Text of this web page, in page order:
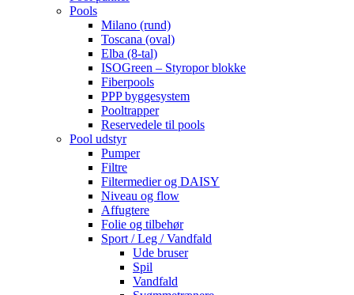
Pools
Milano (rund)
Toscana (oval)
Elba (8-tal)
ISOGreen – Styropor blokke
Fiberpools
PPP byggesystem
Pooltrapper
Reservedele til pools
Pool udstyr
Pumper
Filtre
Filtermedier og DAISY
Niveau og flow
Affugtere
Folie og tilbehør
Sport / Leg / Vandfald
Ude bruser
Spil
Vandfald